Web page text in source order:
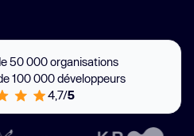
50 000 organisations
100 000 développeurs
4,7/5